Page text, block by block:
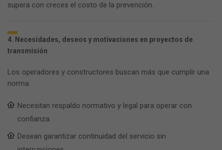
supera con creces el costo de la prevención.
4. Necesidades, deseos y motivaciones en proyectos de
transmisión
Los operadores y constructores buscan más que cumplir una
norma:
Necesitan respaldo normativo y legal para operar con
confianza.
Desean garantizar continuidad del servicio sin